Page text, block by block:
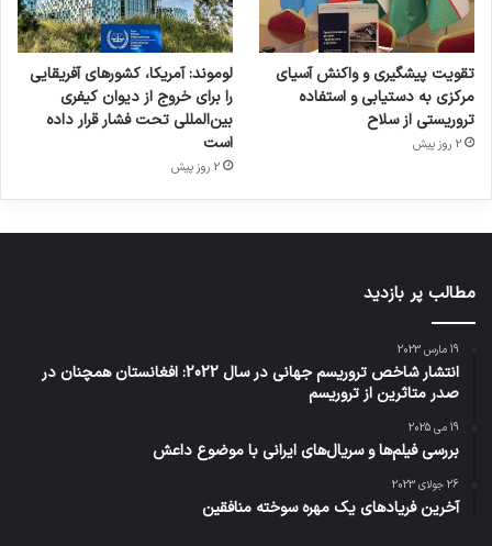
تقویت پیشگیری و واکنش آسیای
مرکزی به دستیابی و استفاده
تروریستی از سلاح
2 روز پیش
لوموند: آمریکا، کشورهای آفریقایی
را برای خروج از دیوان کیفری
بین‌المللی تحت فشار قرار داده
است
2 روز پیش
مطالب پر بازدید
19 مارس 2023
انتشار شاخص تروریسم جهانی در سال 2022: افغانستان همچنان در
صدر متاثرین از تروریسم
19 می 2025
بررسی فیلم‌ها و سریال‌های ایرانی با موضوع داعش
26 جولای 2023
آخرین فریادهای یک مهره سوخته منافقین